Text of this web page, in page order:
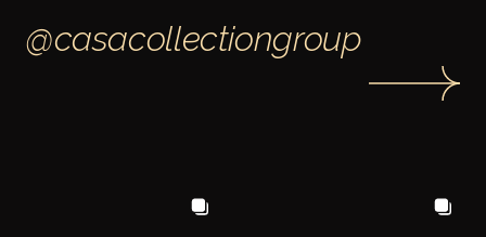
@casacollectiongroup